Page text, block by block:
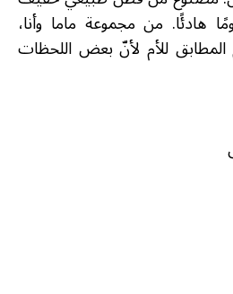
هادئًا. من مجموعة ماما وأنا،
للأم لأنّ بعض اللحظات